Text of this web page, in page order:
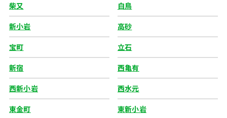
柴又 白鳥
新小岩 高砂
宝町 立石
新宿 西亀有
西新小岩 西水元
東金町 東新小岩